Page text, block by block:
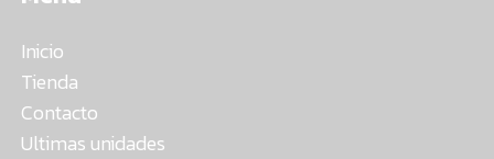
Inicio
Tienda
Contacto
Ultimas unidades